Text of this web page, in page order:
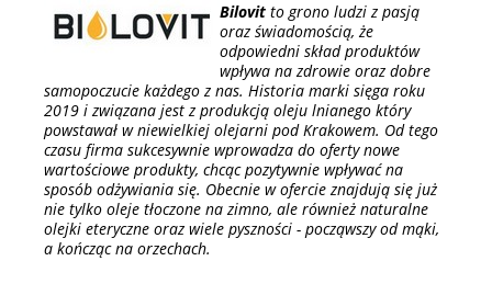
Bilovit to grono ludzi z pasją
oraz świadomością, że
odpowiedni skład produktów
wpływa na zdrowie oraz dobre
samopoczucie każdego z nas. Historia marki sięga roku
2019 i związana jest z produkcją oleju lnianego który
powstawał w niewielkiej olejarni pod Krakowem. Od tego
czasu firma sukcesywnie wprowadza do oferty nowe
wartościowe produkty, chcąc pozytywnie wpływać na
sposób odżywiania się. Obecnie w ofercie znajdują się już
nie tylko oleje tłoczone na zimno, ale również naturalne
olejki eteryczne oraz wiele pyszności - począwszy od mąki,
a kończąc na orzechach.